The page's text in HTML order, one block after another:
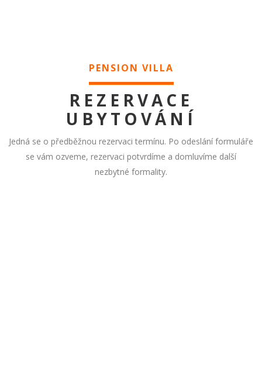
PENSION VILLA
REZERVACE
UBYTOVÁNÍ
Jedná se o předběžnou rezervaci termínu. Po odeslání formuláře
se vám ozveme, rezervaci potvrdíme a domluvíme další
nezbytné formality.